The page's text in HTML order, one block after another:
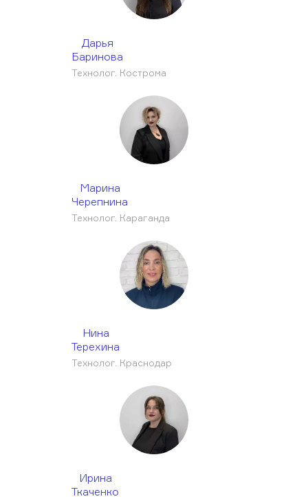
Дарья
Баринова
Технолог. Кострома
Марина
Черепнина
Технолог. Караганда
Нина
Терехина
Технолог. Краснодар
Ирина
Ткаченко